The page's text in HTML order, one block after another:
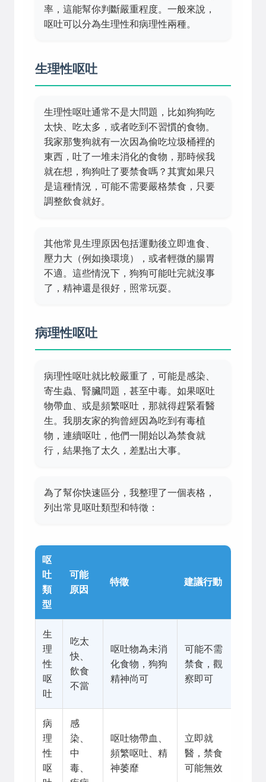
率，這能幫你判斷嚴重程度。一般來說，
呕吐可以分為生理性和病理性兩種。
生理性呕吐
生理性呕吐通常不是大問題，比如狗狗吃
太快、吃太多，或者吃到不習慣的食物。
我家那隻狗就有一次因為偷吃垃圾桶裡的
東西，吐了一堆未消化的食物，那時候我
就在想，狗狗吐了要禁食嗎？其實如果只
是這種情況，可能不需要嚴格禁食，只要
調整飲食就好。
其他常見生理原因包括運動後立即進食、
壓力大（例如換環境），或者輕微的腸胃
不適。這些情況下，狗狗可能吐完就沒事
了，精神還是很好，照常玩耍。
病理性呕吐
病理性呕吐就比較嚴重了，可能是感染、
寄生蟲、腎臟問題，甚至中毒。如果呕吐
物帶血、或是頻繁呕吐，那就得趕緊看醫
生。我朋友家的狗曾經因為吃到有毒植
物，連續呕吐，他們一開始以為禁食就
行，結果拖了太久，差點出大事。
為了幫你快速區分，我整理了一個表格，
列出常見呕吐類型和特徵：
呕
吐
類
型
可能
原因
特徵 建議行動
生
理
性
呕
吐
吃太
快、
飲食
不當
呕吐物為未消
化食物，狗狗
精神尚可
可能不需
禁食，觀
察即可
病
理
性
呕
感
染、
中
毒、
呕吐物帶血、
頻繁呕吐、精
神萎靡
立即就
醫，禁食
可能無效